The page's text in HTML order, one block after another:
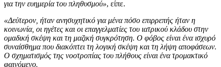
για την ευημερία του πληθυσμού», είπε.
«Δεύτερον, ήταν ανησυχητικό για μένα πόσο επιρρεπής ήταν η
κοινωνία, οι ηγέτες και οι επαγγελματίες του ιατρικού κλάδου στην
ομαδική σκέψη και τη μαζική συγκρότηση. Ο φόβος είναι ένα ισχυρό
συναίσθημα που διακόπτει τη λογική σκέψη και τη λήψη αποφάσεων.
Ο σχηματισμός της νοοτροπίας του πλήθους είναι ένα τρομακτικό
φαινόμενο.